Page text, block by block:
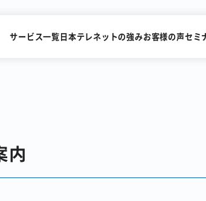
サービス一覧日本テレネットの強みお客様の声セミ
すぐにビデオ通話
内